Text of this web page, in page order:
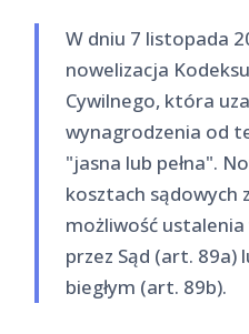
W dniu 7 listopada
nowelizacja
Cywilnego, która
wynagrodzenia od
"jasna lub pełna".
kosztach sądowych
możliwość
przez Sąd (art. 89a)
biegłym (art. 89b).